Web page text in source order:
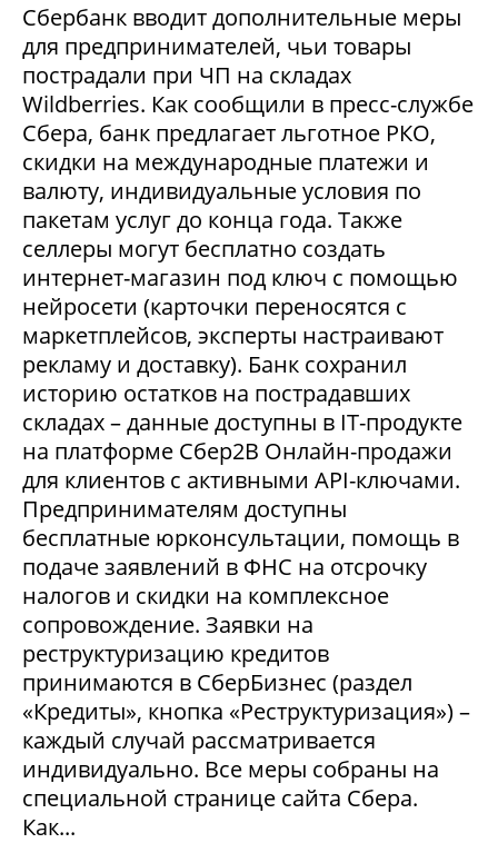
Сбербанк вводит дополнительные меры
для предпринимателей, чьи товары
пострадали при ЧП на складах
Wildberries. Как сообщили в пресс-службе
Сбера, банк предлагает льготное РКО,
скидки на международные платежи и
валюту, индивидуальные условия по
пакетам услуг до конца года. Также
селлеры могут бесплатно создать
интернет-магазин под ключ с помощью
нейросети (карточки переносятся с
маркетплейсов, эксперты настраивают
рекламу и доставку). Банк сохранил
историю остатков на пострадавших
складах – данные доступны в IT-продукте
на платформе Сбер2В Онлайн-продажи
для клиентов с активными API-ключами.
Предпринимателям доступны
бесплатные юрконсультации, помощь в
подаче заявлений в ФНС на отсрочку
налогов и скидки на комплексное
сопровождение. Заявки на
реструктуризацию кредитов
принимаются в СберБизнес (раздел
«Кредиты», кнопка «Реструктуризация») –
каждый случай рассматривается
индивидуально. Все меры собраны на
специальной странице сайта Сбера.
Как...